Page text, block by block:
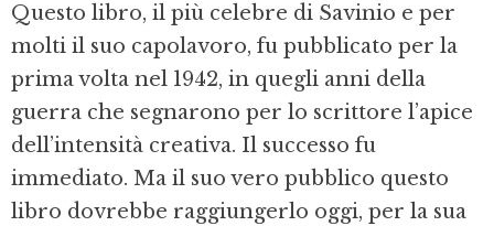
Questo libro, il più celebre di Savinio e per
molti il suo capolavoro, fu pubblicato per la
prima volta nel 1942, in quegli anni della
guerra che segnarono per lo scrittore l’apice
dell’intensità creativa. Il successo fu
immediato. Ma il suo vero pubblico questo
libro dovrebbe raggiungerlo oggi, per la sua